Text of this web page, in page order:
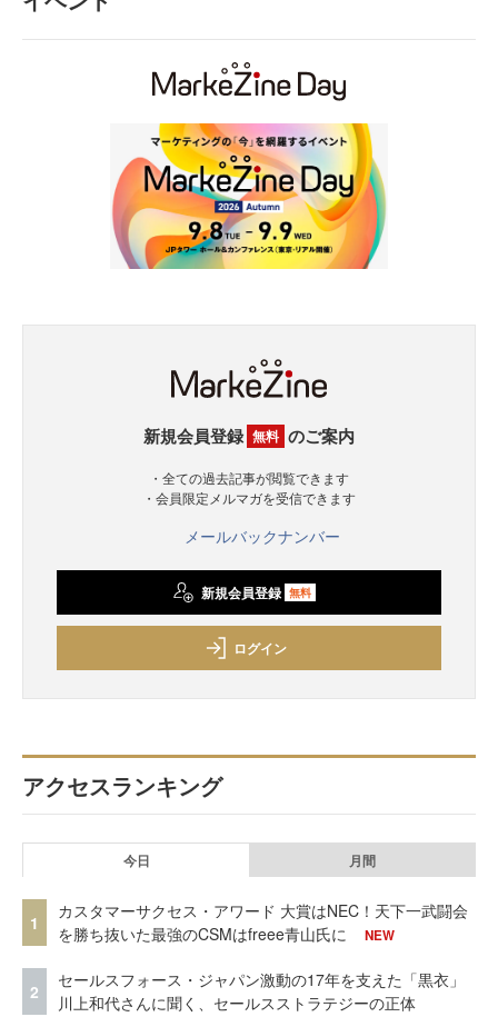
新規会員登録 無料 のご案内
・全ての過去記事が閲覧できます
・会員限定メルマガを受信できます
メールバックナンバー
新規会員登録 無料
ログイン
アクセスランキング
今日 月間
1
カスタマーサクセス・アワード 大賞はNEC！天下一武闘会
を勝ち抜いた最強のCSMはfreee青山氏に
NEW
2
セールスフォース・ジャパン激動の17年を支えた「黒衣」
川上和代さんに聞く、セールスストラテジーの正体